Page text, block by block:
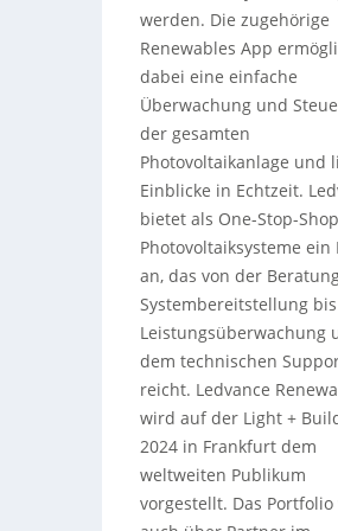
werden. Die zugehörige
Renewables App
dabei eine einfache
Überwachung und
der gesamten
Photovoltaikanlage und
Einblicke in Echtzeit.
bietet als One-Stop-
Photovoltaiksysteme ein
an, das von der
Systembereitstellung
Leistungsüberwachung
dem technischen
reicht. Ledvance
wird auf der Light +
2024 in Frankfurt dem
weltweiten Publikum
vorgestellt. Das